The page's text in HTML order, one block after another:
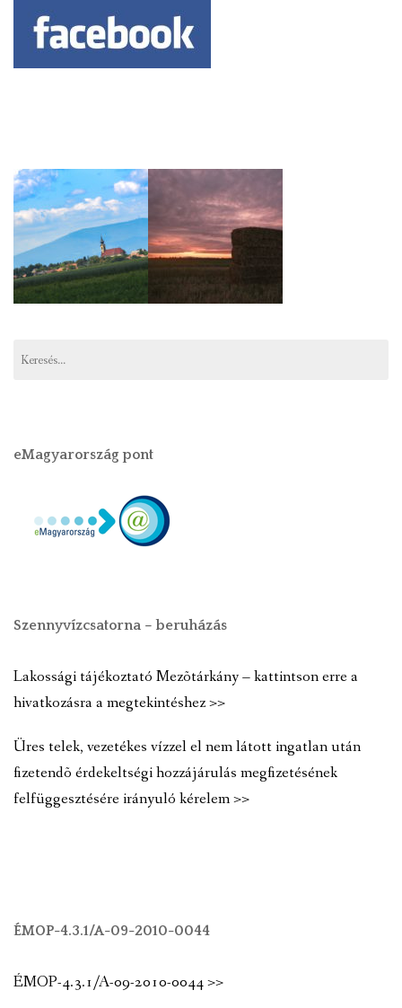
eMagyarország pont
Szennyvízcsatorna – beruházás
Lakossági tájékoztató Mezõtárkány – kattintson erre a
hivatkozásra a megtekintéshez >>
Üres telek, vezetékes vízzel el nem látott ingatlan után
fizetendõ érdekeltségi hozzájárulás megfizetésének
felfüggesztésére irányuló kérelem >>
ÉMOP-4.3.1/A-09-2010-0044
ÉMOP-4.3.1/A-09-2010-0044 >>